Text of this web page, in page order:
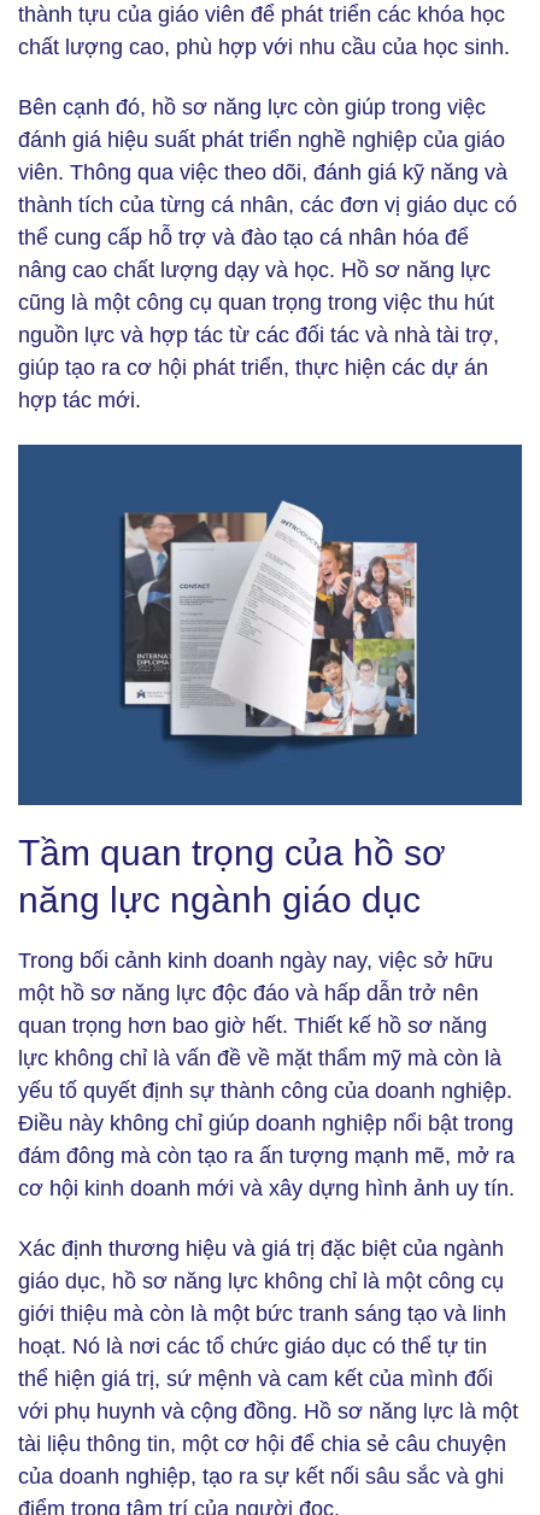
thành tựu của giáo viên để phát triển các khóa học
chất lượng cao, phù hợp với nhu cầu của học sinh.
Bên cạnh đó, hồ sơ năng lực còn giúp trong việc
đánh giá hiệu suất phát triển nghề nghiệp của giáo
viên. Thông qua việc theo dõi, đánh giá kỹ năng và
thành tích của từng cá nhân, các đơn vị giáo dục có
thể cung cấp hỗ trợ và đào tạo cá nhân hóa để
nâng cao chất lượng dạy và học. Hồ sơ năng lực
cũng là một công cụ quan trọng trong việc thu hút
nguồn lực và hợp tác từ các đối tác và nhà tài trợ,
giúp tạo ra cơ hội phát triển, thực hiện các dự án
hợp tác mới.
bramax.co)
Tầm quan trọng của hồ sơ
năng lực ngành giáo dục
Trong bối cảnh kinh doanh ngày nay, việc sở hữu
một hồ sơ năng lực độc đáo và hấp dẫn trở nên
quan trọng hơn bao giờ hết. Thiết kế hồ sơ năng
lực không chỉ là vấn đề về mặt thẩm mỹ mà còn là
yếu tố quyết định sự thành công của doanh nghiệp.
Điều này không chỉ giúp doanh nghiệp nổi bật trong
đám đông mà còn tạo ra ấn tượng mạnh mẽ, mở ra
cơ hội kinh doanh mới và xây dựng hình ảnh uy tín.
Xác định thương hiệu và giá trị đặc biệt của ngành
giáo dục, hồ sơ năng lực không chỉ là một công cụ
giới thiệu mà còn là một bức tranh sáng tạo và linh
hoạt. Nó là nơi các tổ chức giáo dục có thể tự tin
thể hiện giá trị, sứ mệnh và cam kết của mình đối
với phụ huynh và cộng đồng. Hồ sơ năng lực là một
tài liệu thông tin, một cơ hội để chia sẻ câu chuyện
của doanh nghiệp, tạo ra sự kết nối sâu sắc và ghi
điểm trong tâm trí của người đọc.